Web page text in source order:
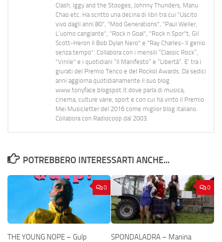
Clash, Iggy and the Stooges, Johnny Thunders, Manu
Chao etc. Ha scritto una decina di libri tra cui "Uscito
vivo dagli anni 80", "Mod Generations", "Paul Weller,
L’uomo cangiante", "Rock n Goal", "Rock n Spor"t, Gil
Scott-Heron Il Bob Dylan Nero" e "Ray Charles- Il genio
senza tempo". Collabora con i mensili “Classic Rock”,
"Vinile" e i quotidiani “Il Manifesto” e “Libertà”. E' tra i
giurati del Premio Tenco e del Rockol Awards. Da sedici
anni aggiorna quotidianamente il suo blog
www.tonyface.blogspot.it dove parla di musica,
cinema, culture varie, sport e con cui ha vinto il Premio
Mei Musicletter del 2016 come miglior blog italiano.
Collabora con Radiocoop dal 2003.
POTREBBERO INTERESSARTI ANCHE...
0
THE YOUNG NOPE – Gulp
0
SPONDALADRA – Manina